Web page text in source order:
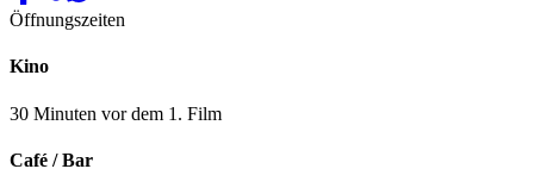
Öffnungszeiten
Kino
30 Minuten vor dem 1. Film
Café / Bar